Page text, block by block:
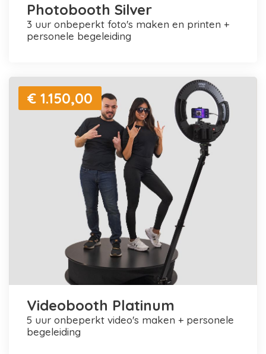
Photobooth Silver
3 uur onbeperkt foto's maken en printen +
personele begeleiding
€ 1.150,00
Videobooth Platinum
5 uur onbeperkt video's maken + personele
begeleiding